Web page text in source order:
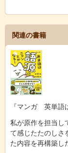
関連の書籍
『マンガ 英単語
私が原作を担当し
て感じたたのしさ
た内容を再構築し